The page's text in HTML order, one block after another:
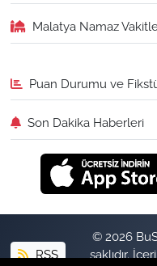
Malatya Namaz
Puan Durumu ve
Son Dakika Haberleri
RSS
© 2026
saklıdır.